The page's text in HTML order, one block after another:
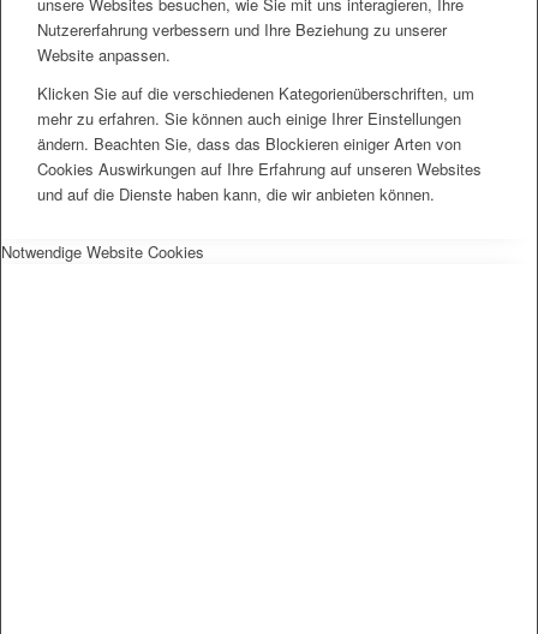
unsere Websites besuchen, wie Sie mit uns interagieren, Ihre
Nutzererfahrung verbessern und Ihre Beziehung zu unserer
Website anpassen.
Klicken Sie auf die verschiedenen Kategorienüberschriften, um
mehr zu erfahren. Sie können auch einige Ihrer Einstellungen
ändern. Beachten Sie, dass das Blockieren einiger Arten von
Cookies Auswirkungen auf Ihre Erfahrung auf unseren Websites
und auf die Dienste haben kann, die wir anbieten können.
Notwendige Website Cookies